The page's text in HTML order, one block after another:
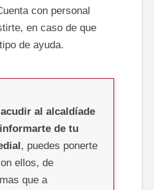
con personal
en caso de que
de ayuda.
al alcaldíade
de tu
, puedes ponerte
ellos, de
que a